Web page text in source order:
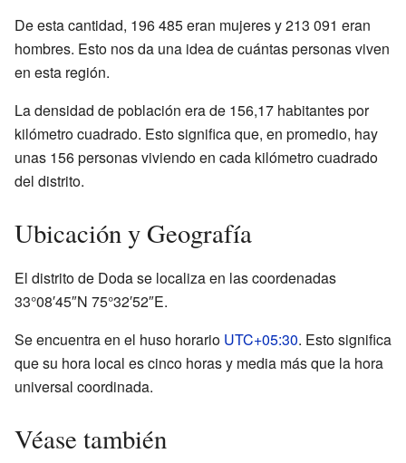
De esta cantidad, 196 485 eran mujeres y 213 091 eran
hombres. Esto nos da una idea de cuántas personas viven
en esta región.
La densidad de población era de 156,17 habitantes por
kilómetro cuadrado. Esto significa que, en promedio, hay
unas 156 personas viviendo en cada kilómetro cuadrado
del distrito.
Ubicación y Geografía
El distrito de Doda se localiza en las coordenadas
33°08′45″N 75°32′52″E.
Se encuentra en el huso horario UTC+05:30. Esto significa
que su hora local es cinco horas y media más que la hora
universal coordinada.
Véase también